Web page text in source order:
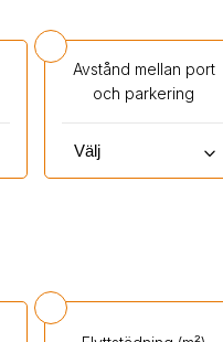
Avstånd mellan port
och parkering
keyboard_arrow_down